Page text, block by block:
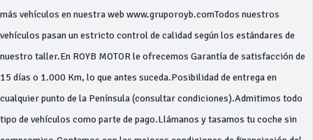
más vehículos en nuestra web www.gruporoyb.comTodos nuestros
vehículos pasan un estricto control de calidad según los estándares de
nuestro taller.En ROYB MOTOR le ofrecemos Garantía de satisfacción de
15 días o 1.000 Km, lo que antes suceda.Posibilidad de entrega en
cualquier punto de la Península (consultar condiciones).Admitimos todo
tipo de vehículos como parte de pago.Llámanos y tasamos tu coche sin